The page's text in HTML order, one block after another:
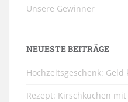
Unsere Gewinner
NEUESTE BEITRÄGE
Hochzeitsgeschenk:
Rezept: Kirschkuchen